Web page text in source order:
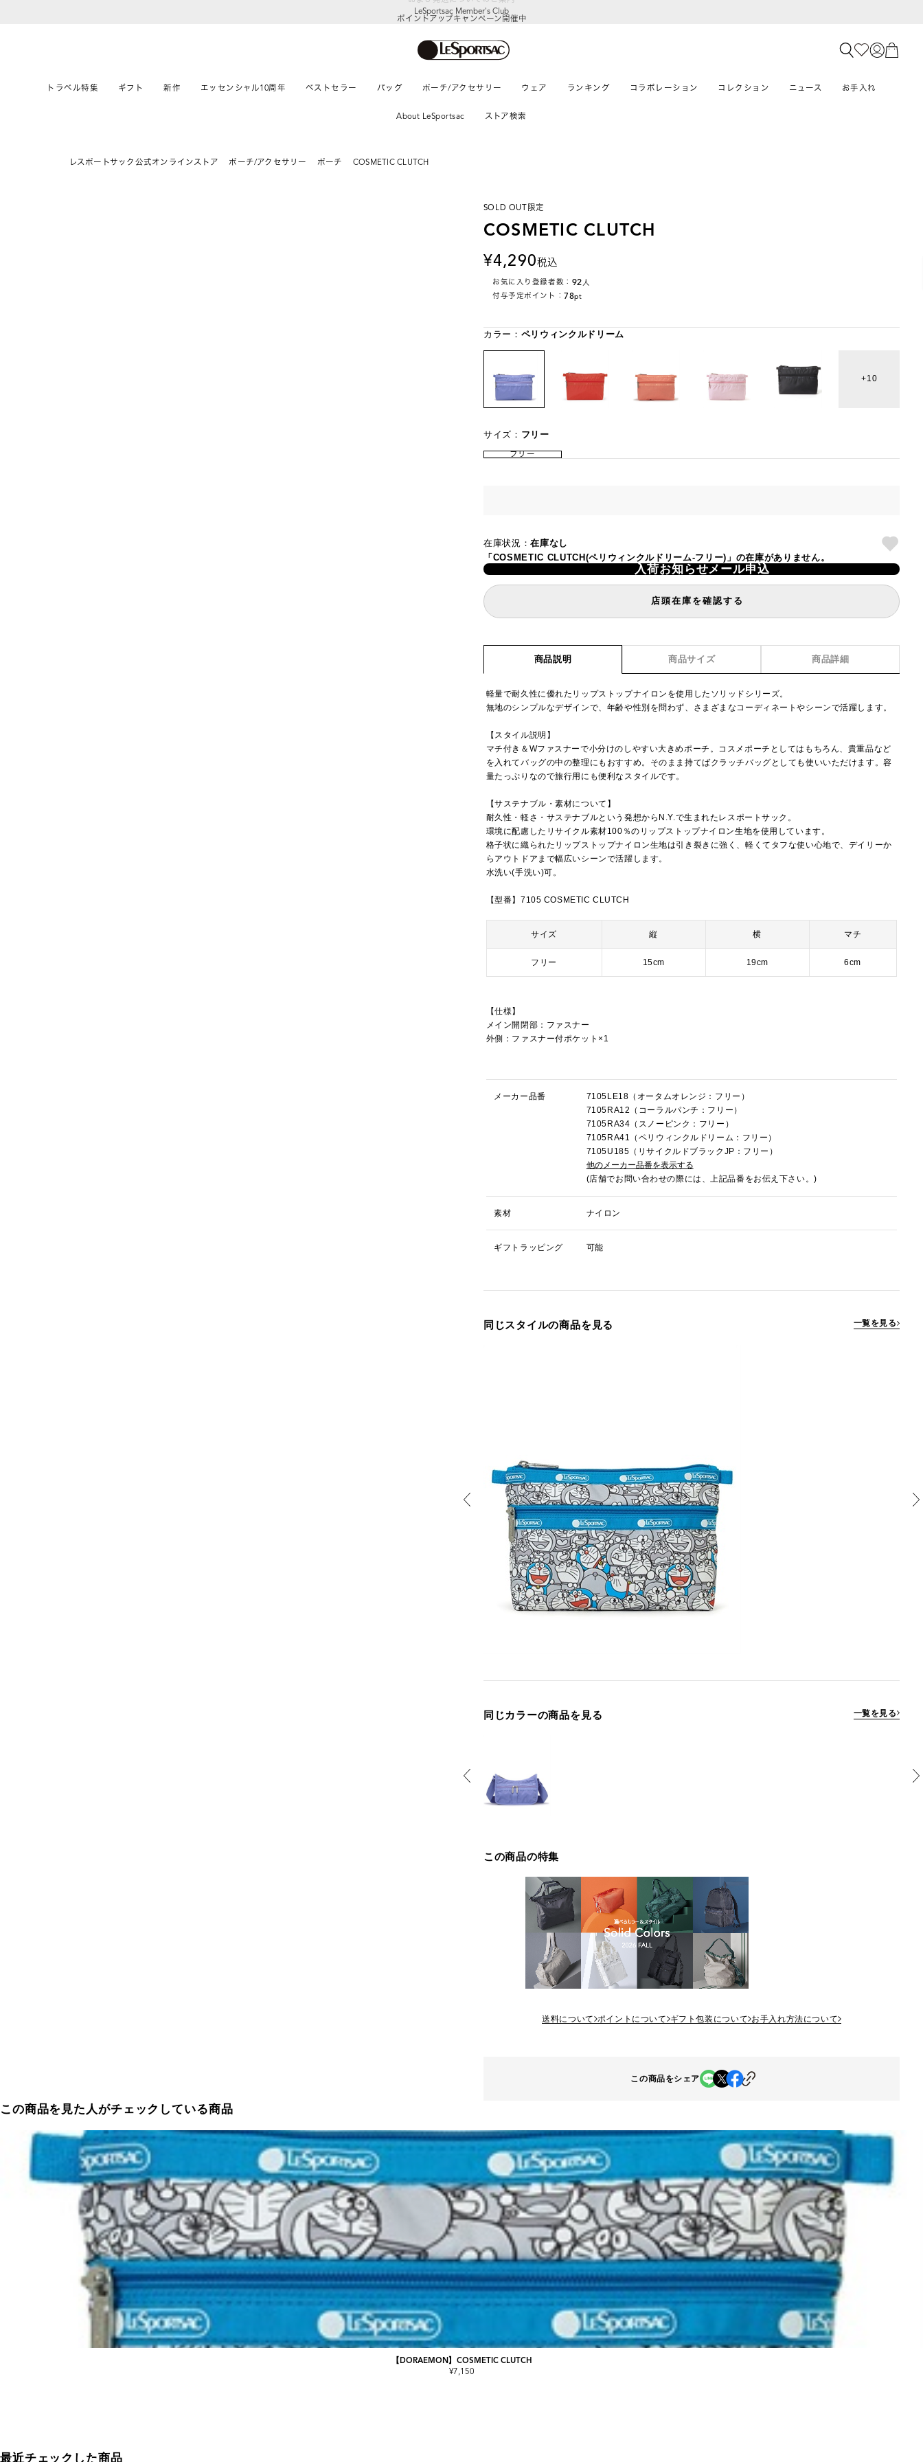
LeSportsac Member's Club
ポイントアップキャンペーン開催中
トラベル特集 ギフト 新作 エッセンシャル10周年 ベストセラー バッグ ポーチ/アクセサリー ウェア ランキング コラボレーション コレクション ニュース お手入れ
About LeSportsac ストア検索
レスポートサック公式オンラインストア ポーチ/アクセサリー ポーチ COSMETIC CLUTCH
SOLD OUT 限定
COSMETIC CLUTCH
4,290税込
お気に入り登録者数： 92 人
付与予定ポイント：78pt
カラー： ペリウィンクルドリーム
10
サイズ： フリー
フリー
在庫状況：在庫なし
「COSMETIC CLUTCH(ペリウィンクルドリーム-フリー)」の在庫がありません。
入荷お知らせメール申込
店頭在庫を確認する
商品説明 商品サイズ 商品詳細
軽量で耐久性に優れたリップストップナイロンを使用したソリッドシリーズ。
無地のシンプルなデザインで、年齢や性別を問わず、さまざまなコーディネートやシーンで活躍します。
【スタイル説明】
マチ付き＆Wファスナーで小分けのしやすい大きめポーチ。コスメポーチとしてはもちろん、貴重品など
を入れてバッグの中の整理にもおすすめ。そのまま持てばクラッチバッグとしても使いいただけます。容
量たっぷりなので旅行用にも便利なスタイルです。
【サステナブル・素材について】
耐久性・軽さ・サステナブルという発想からN.Y.で生まれたレスポートサック。
環境に配慮したリサイクル素材100％のリップストップナイロン生地を使用しています。
格子状に織られたリップストップナイロン生地は引き裂きに強く、軽くてタフな使い心地で、デイリーか
らアウトドアまで幅広いシーンで活躍します。
水洗い(手洗い)可。
【型番】7105 COSMETIC CLUTCH
サイズ 縦 横 マチ
フリー 15cm 19cm 6cm
【仕様】
メイン開閉部：ファスナー
外側：ファスナー付ポケット×1
メーカー品番
7105LE18（オータムオレンジ：フリー）
7105RA12（コーラルパンチ：フリー）
7105RA34（スノーピンク：フリー）
7105RA41（ペリウィンクルドリーム：フリー）
7105U185（リサイクルドブラックJP：フリー）
他のメーカー品番を表示する
(店舗でお問い合わせの際には、上記品番をお伝え下さい。)
素材 ナイロン
ギフトラッピング 可能
同じスタイルの商品を見る 一覧を見る
同じカラーの商品を見る 一覧を見る
この商品の特集
送料について ポイントについて ギフト包装について お手入れ方法について
この商品をシェア
この商品を見た人がチェックしている商品
【DORAEMON】COSMETIC CLUTCH
¥7,150
最近チェックした商品